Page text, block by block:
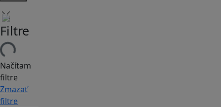
Filtre
Načítam
filtre
Zmazať
filtre